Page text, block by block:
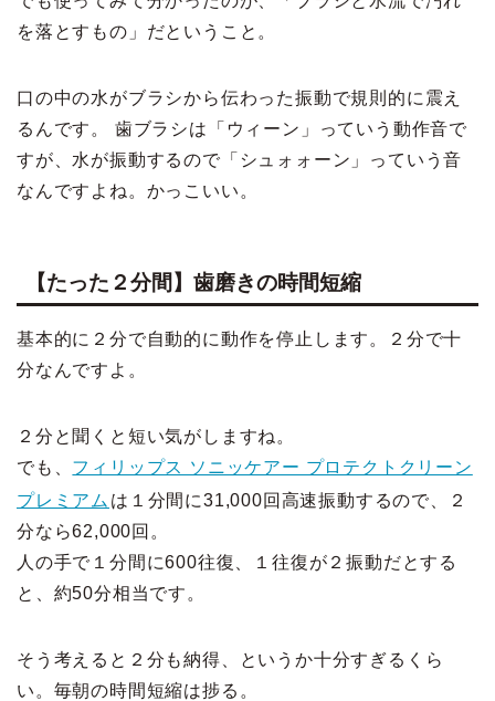
を落とすもの」だということ。
口の中の水がブラシから伝わった振動で規則的に震え
るんです。 歯ブラシは「ウィーン」っていう動作音で
すが、水が振動するので「シュォォーン」っていう音
なんですよね。かっこいい。
【たった２分間】歯磨きの時間短縮
基本的に２分で自動的に動作を停止します。２分で十
分なんですよ。
２分と聞くと短い気がしますね。
でも、 フィリップス ソニッケアー プロテクトクリーン
プレミアム は１分間に31,000回高速振動するので、２
分なら62,000回。
人の手で１分間に600往復、１往復が２振動だとする
と、約50分相当です。
そう考えると２分も納得、というか十分すぎるくら
い。毎朝の時間短縮は捗る。